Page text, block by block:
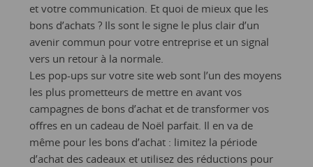
et votre communication. Et quoi de mieux que les
bons d’achats ? Ils sont le signe le plus clair d’un
avenir commun pour votre entreprise et un signal
vers un retour à la normale.
Les pop-ups sur votre site web sont l’un des moyens
les plus prometteurs de mettre en avant vos
campagnes de bons d’achat et de transformer vos
offres en un cadeau de Noël parfait. Il en va de
même pour les bons d’achat : limitez la période
d’achat des cadeaux et utilisez des réductions pour